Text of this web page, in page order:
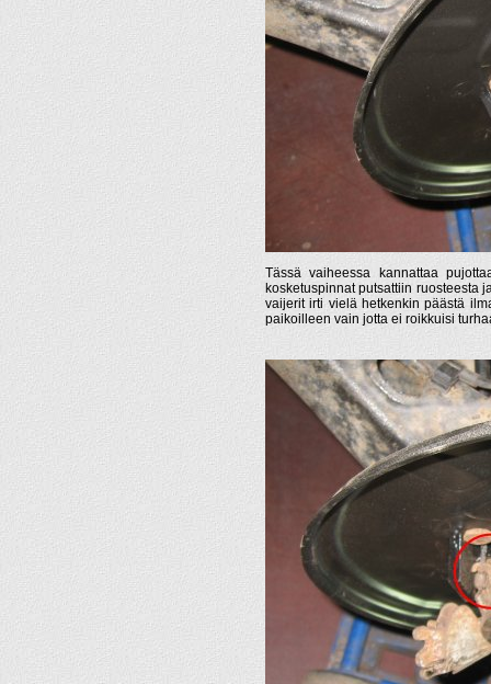
Tässä vaiheessa kannattaa
kosketuspinnat putsattiin ruosteesta
vaijerit irti vielä hetkenkin päästä
paikoilleen vain jotta ei roikkuisi